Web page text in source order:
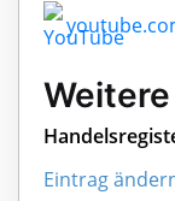
Eintrag